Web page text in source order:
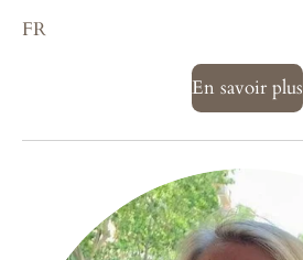
FR
En savoir plus